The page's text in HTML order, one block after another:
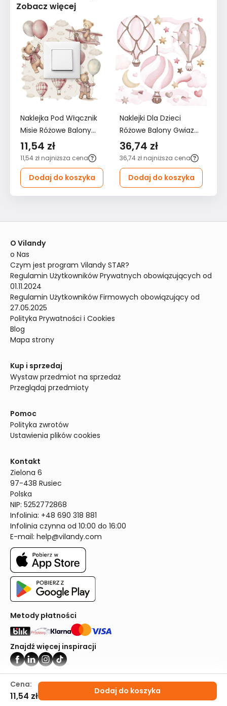
Cena:
11,54 zł Dodaj do koszyka
Zobacz więcej
Naklejka Pod Włącznik
Misie Różowe Balony
Chmurki 20x20
Gwiazdki Boho Dla
Dzieci
11,54 zł
11,54 zł najniższa cena
Dodaj do koszyka
Naklejki Dla Dzieci
Różowe Balony Gwiazdy
60x30 Serduszka Styl
ZESTAW
36,74 zł
36,74 zł najniższa cena
Dodaj do koszyka
O Vilandy
o Nas
Czym jest program Vilandy STAR?
Regulamin Użytkowników Prywatnych obowiązujących od
01.11.2024
Regulamin Użytkowników Firmowych obowiązujący od
27.05.2025
Polityka Prywatności i Cookies
Blog
Mapa strony
Kup i sprzedaj
Wystaw przedmiot na sprzedaż
Przeglądaj przedmioty
Pomoc
Polityka zwrotów
Ustawienia plików cookies
Kontakt
Zielona 6
97-438 Rusiec
Polska
NIP: 5252772868
Infolinia: +48 690 318 881
Infolinia czynna od 10:00 do 16:00
E-mail: help@vilandy.com
Metody płatności
Znajdź więcej inspiracji
Vilandy ©2024